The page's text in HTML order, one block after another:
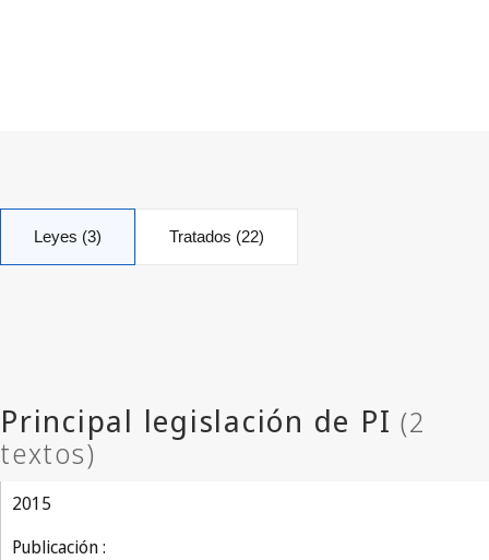
Leyes (3) Tratados (22)
2015
Publicación :